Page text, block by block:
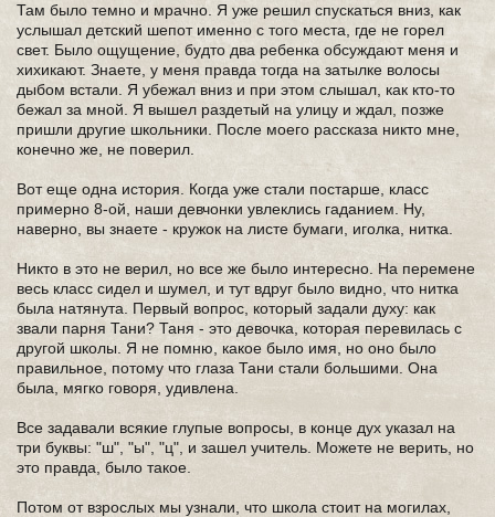
Там было темно и мрачно. Я уже решил спускаться вниз, как
услышал детский шепот именно с того места, где не горел
свет. Было ощущение, будто два ребенка обсуждают меня и
хихикают. Знаете, у меня правда тогда на затылке волосы
дыбом встали. Я убежал вниз и при этом слышал, как кто-то
бежал за мной. Я вышел раздетый на улицу и ждал, позже
пришли другие школьники. После моего рассказа никто мне,
конечно же, не поверил.
Вот еще одна история. Когда уже стали постарше, класс
примерно 8-ой, наши девчонки увлеклись гаданием. Ну,
наверно, вы знаете - кружок на листе бумаги, иголка, нитка.
Никто в это не верил, но все же было интересно. На перемене
весь класс сидел и шумел, и тут вдруг было видно, что нитка
была натянута. Первый вопрос, который задали духу: как
звали парня Тани? Таня - это девочка, которая перевилась с
другой школы. Я не помню, какое было имя, но оно было
правильное, потому что глаза Тани стали большими. Она
была, мягко говоря, удивлена.
Все задавали всякие глупые вопросы, в конце дух указал на
три буквы: "ш", "ы", "ц", и зашел учитель. Можете не верить, но
это правда, было такое.
Потом от взрослых мы узнали, что школа стоит на могилах,